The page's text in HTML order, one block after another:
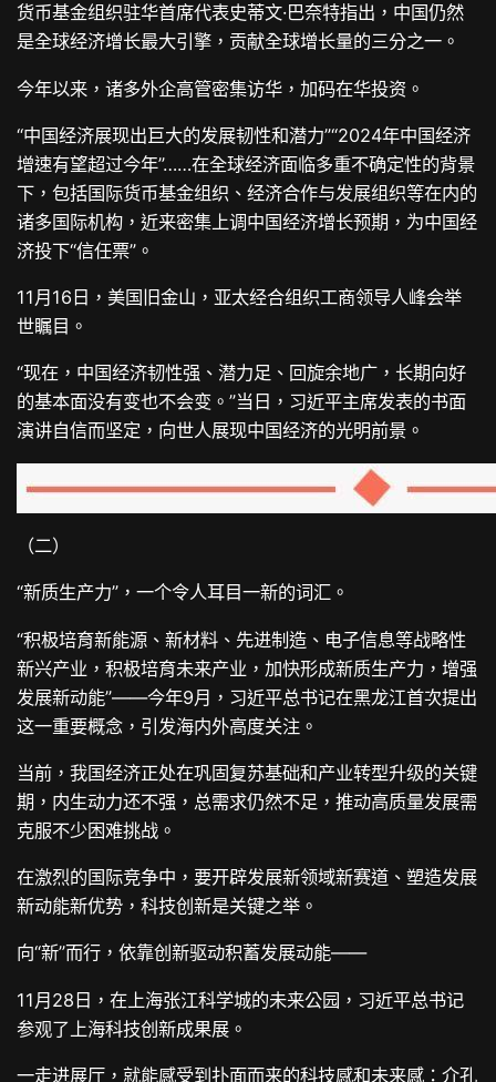
货币基金组织驻华首席代表史蒂文·巴奈特指出，中国仍然
是全球经济增长最大引擎，贡献全球增长量的三分之一。
今年以来，诸多外企高管密集访华，加码在华投资。
“中国经济展现出巨大的发展韧性和潜力”“2024年中国经济
增速有望超过今年”……在全球经济面临多重不确定性的背景
下，包括国际货币基金组织、经济合作与发展组织等在内的
诸多国际机构，近来密集上调中国经济增长预期，为中国经
济投下“信任票”。
11月16日，美国旧金山，亚太经合组织工商领导人峰会举
世瞩目。
“现在，中国经济韧性强、潜力足、回旋余地广，长期向好
的基本面没有变也不会变。”当日，习近平主席发表的书面
演讲自信而坚定，向世人展现中国经济的光明前景。
（二）
“新质生产力”，一个令人耳目一新的词汇。
“积极培育新能源、新材料、先进制造、电子信息等战略性
新兴产业，积极培育未来产业，加快形成新质生产力，增强
发展新动能”——今年9月，习近平总书记在黑龙江首次提出
这一重要概念，引发海内外高度关注。
当前，我国经济正处在巩固复苏基础和产业转型升级的关键
期，内生动力还不强，总需求仍然不足，推动高质量发展需
克服不少困难挑战。
在激烈的国际竞争中，要开辟发展新领域新赛道、塑造发展
新动能新优势，科技创新是关键之举。
向“新”而行，依靠创新驱动积蓄发展动能——
11月28日，在上海张江科学城的未来公园，习近平总书记
参观了上海科技创新成果展。
一走进展厅，就能感受到扑面而来的科技感和未来感：介孔